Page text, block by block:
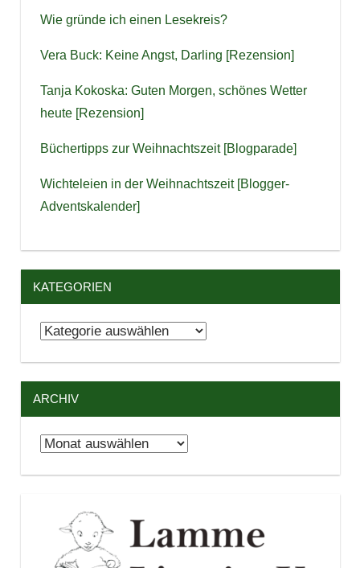
Wie gründe ich einen Lesekreis?
Vera Buck: Keine Angst, Darling [Rezension]
Tanja Kokoska: Guten Morgen, schönes Wetter
heute [Rezension]
Büchertipps zur Weihnachtszeit [Blogparade]
Wichteleien in der Weihnachtszeit [Blogger-
Adventskalender]
KATEGORIEN
Kategorien
ARCHIV
Archiv